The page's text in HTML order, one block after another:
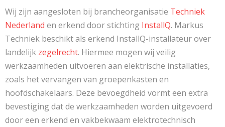
Wij zijn aangesloten bij brancheorganisatie Techniek
Nederland en erkend door stichting InstallQ. Markus
Techniek beschikt als erkend InstallQ-installateur over
landelijk zegelrecht. Hiermee mogen wij veilig
werkzaamheden uitvoeren aan elektrische installaties,
zoals het vervangen van groepenkasten en
hoofdschakelaars. Deze bevoegdheid vormt een extra
bevestiging dat de werkzaamheden worden uitgevoerd
door een erkend en vakbekwaam elektrotechnisch